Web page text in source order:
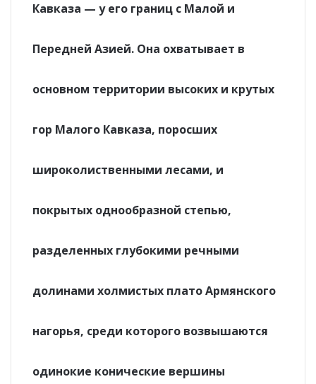
Кавказа — у его границ с Малой и
Передней Азией. Она охватывает в
основном территории высоких и крутых
гор Малого Кавказа, поросших
широколиственными лесами, и
покрытых однообразной степью,
разделенных глубокими речными
долинами холмистых плато Армянского
нагорья, среди которого возвышаются
одинокие конические вершины